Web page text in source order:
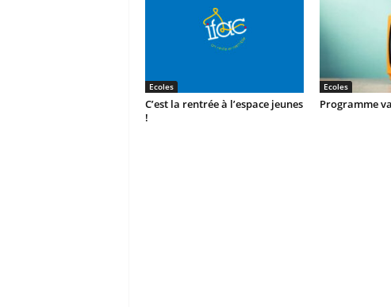
Ecoles
C’est la rentrée à l’espace jeunes
!
Ecoles
Programme